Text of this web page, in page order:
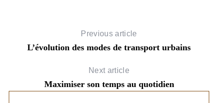
Previous article
L’évolution des modes de transport urbains
Next article
Maximiser son temps au quotidien